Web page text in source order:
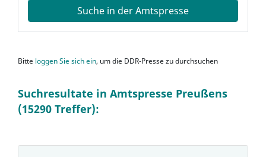
Suche in der Amtspresse
Bitte loggen Sie sich ein, um die DDR-Presse zu durchsuchen
Suchresultate in Amtspresse Preußens
(15290 Treffer):